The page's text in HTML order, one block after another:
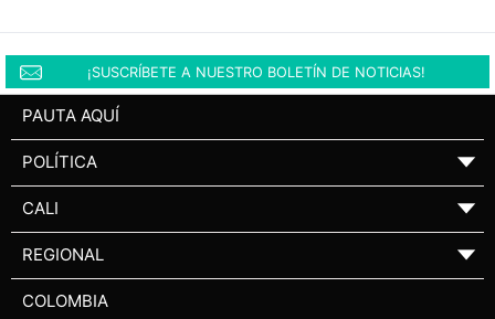
¡SUSCRÍBETE A NUESTRO BOLETÍN DE NOTICIAS!
PAUTA AQUÍ
POLÍTICA ▼
CALI ▼
REGIONAL ▼
COLOMBIA